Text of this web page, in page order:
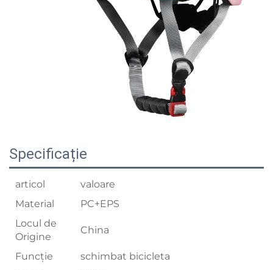
Specificație
articol
valoare
Material
PC+EPS
Locul de
Origine
China
Funcție
schimbat bicicleta